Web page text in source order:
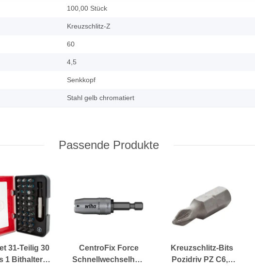
100,00 Stück
Kreuzschlitz-Z
60
4,5
Senkkopf
Stahl gelb chromatiert
Passende Produkte
31-Teilig 30
1 Bithalter
CentroFix Force
Schnellwechselhalter
Kreuzschlitz-Bits
Pozidriv PZ C6,3